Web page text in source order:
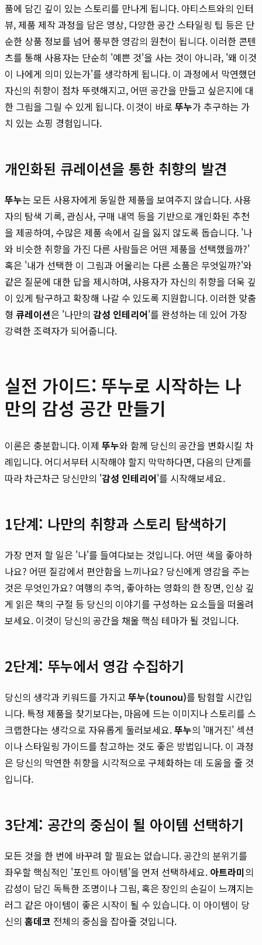
품에 담긴 깊이 있는 스토리를 만나게 됩니다. 아티스트와의 인터
뷰, 제품 제작 과정을 담은 영상, 다양한 공간 스타일링 팁 등은 단
순한 상품 정보를 넘어 풍부한 영감의 원천이 됩니다. 이러한 콘텐
츠를 통해 사용자는 단순히 '예쁜 것'을 사는 것이 아니라, '왜 이것
이 나에게 의미 있는가'를 생각하게 됩니다. 이 과정에서 막연했던
자신의 취향이 점차 뚜렷해지고, 어떤 공간을 만들고 싶은지에 대
한 그림을 그릴 수 있게 됩니다. 이것이 바로 뚜누가 추구하는 가
치 있는 쇼핑 경험입니다.
개인화된 큐레이션을 통한 취향의 발견
뚜누는 모든 사용자에게 동일한 제품을 보여주지 않습니다. 사용
자의 탐색 기록, 관심사, 구매 내역 등을 기반으로 개인화된 추천
을 제공하여, 수많은 제품 속에서 길을 잃지 않도록 돕습니다. '나
와 비슷한 취향을 가진 다른 사람들은 어떤 제품을 선택했을까?'
혹은 '내가 선택한 이 그림과 어울리는 다른 소품은 무엇일까?'와
같은 질문에 대한 답을 제시하며, 사용자가 자신의 취향을 더욱 깊
이 있게 탐구하고 확장해 나갈 수 있도록 지원합니다. 이러한 맞춤
형 큐레이션은 '나만의 감성 인테리어'를 완성하는 데 있어 가장
강력한 조력자가 되어줍니다.
실전 가이드: 뚜누로 시작하는 나
만의 감성 공간 만들기
이론은 충분합니다. 이제 뚜누와 함께 당신의 공간을 변화시킬 차
례입니다. 어디서부터 시작해야 할지 막막하다면, 다음의 단계를
따라 차근차근 당신만의 '감성 인테리어'를 시작해보세요.
1단계: 나만의 취향과 스토리 탐색하기
가장 먼저 할 일은 '나'를 들여다보는 것입니다. 어떤 색을 좋아하
나요? 어떤 질감에서 편안함을 느끼나요? 당신에게 영감을 주는
것은 무엇인가요? 여행의 추억, 좋아하는 영화의 한 장면, 인상 깊
게 읽은 책의 구절 등 당신의 이야기를 구성하는 요소들을 떠올려
보세요. 이것이 당신의 공간을 채울 핵심 테마가 될 것입니다.
2단계: 뚜누에서 영감 수집하기
당신의 생각과 키워드를 가지고 뚜누(tounou)를 탐험할 시간입
니다. 특정 제품을 찾기보다는, 마음에 드는 이미지나 스토리를 스
크랩한다는 생각으로 자유롭게 둘러보세요.뚜누의 '매거진' 섹션
이나 스타일링 가이드를 참고하는 것도 좋은 방법입니다. 이 과정
은 당신의 막연한 취향을 시각적으로 구체화하는 데 도움을 줄 것
입니다.
3단계: 공간의 중심이 될 아이템 선택하기
모든 것을 한 번에 바꾸려 할 필요는 없습니다. 공간의 분위기를
좌우할 핵심적인 '포인트 아이템'을 먼저 선택하세요. 아트라미의
감성이 담긴 독특한 조명이나 그림, 혹은 장인의 손길이 느껴지는
러그 같은 아이템이 좋은 시작이 될 수 있습니다. 이 아이템이 당
신의 홈데코 전체의 중심을 잡아줄 것입니다.